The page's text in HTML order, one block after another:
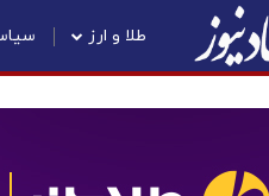
طلا و ارز